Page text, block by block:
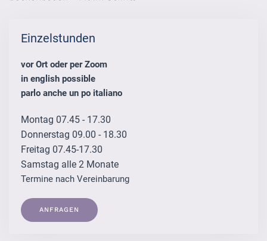
Einzelstunden
vor Ort oder per Zoom
in english possible
parlo anche un po italiano
Montag 07.45 - 17.30
Donnerstag 09.00 - 18.30
Freitag 07.45-17.30
Samstag alle 2 Monate
Termine nach Vereinbarung
ANFRAGEN